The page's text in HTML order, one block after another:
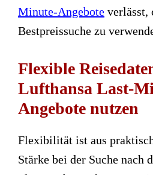
Minute-Angebote verlässt,
Bestpreissuche zu
Flexible
Lufthansa Last-
Angebote nutzen
Flexibilität ist aus
Stärke bei der Suche nach